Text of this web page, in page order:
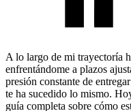
A lo largo de mi trayectoría
enfrentándome a plazos
presión constante de
te ha sucedido lo mismo.
guía completa sobre cómo